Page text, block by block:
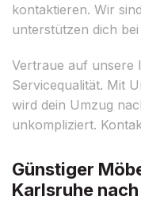
kontaktieren. Wir
unterstützen dich
Vertraue auf unsere
Servicequalität. Mit
wird dein Umzug
unkompliziert.
Günstiger
Karlsruhe